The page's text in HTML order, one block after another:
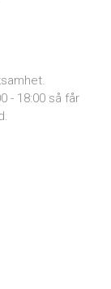
- 18:00 så får